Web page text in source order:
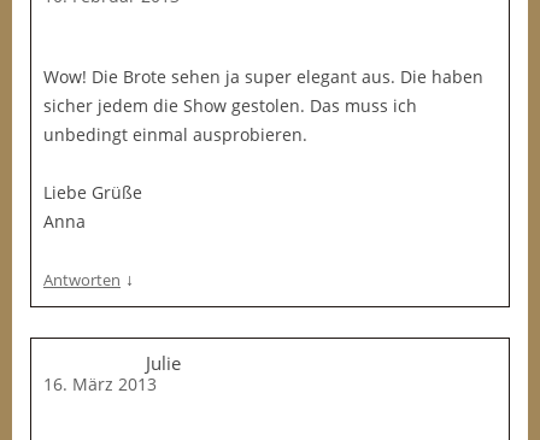
Wow! Die Brote sehen ja super elegant aus. Die haben
sicher jedem die Show gestolen. Das muss ich
unbedingt einmal ausprobieren.
Liebe Grüße
Anna
Antworten ↓
Julie
16. März 2013